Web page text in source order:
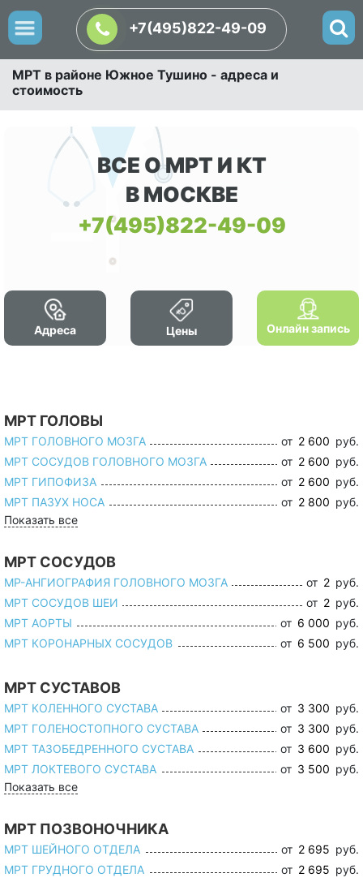
+7(495)822-49-09
МРТ в районе Южное Тушино - адреса и
стоимость
ВСЕ О МРТ И КТ
В МОСКВЕ
+7(495)822-49-09
Адреса Цены Онлайн запись
МРТ ГОЛОВЫ
МРТ ГОЛОВНОГО МОЗГА от 2 600 руб.
МРТ СОСУДОВ ГОЛОВНОГО МОЗГА
от 2 600 руб.
МРТ ГИПОФИЗА
от 2 600 руб.
МРТ ПАЗУХ НОСА
от 2 800 руб.
Показать все
МРТ СОСУДОВ
МР-АНГИОГРАФИЯ ГОЛОВНОГО МОЗГА от 2 руб.
МРТ СОСУДОВ ШЕИ
от 2 руб.
МРТ АОРТЫ
от 6 000 руб.
МРТ КОРОНАРНЫХ СОСУДОВ
от 6 500 руб.
МРТ СУСТАВОВ
МРТ КОЛЕННОГО СУСТАВА от 3 300 руб.
МРТ ГОЛЕНОСТОПНОГО СУСТАВА
от 3 300 руб.
МРТ ТАЗОБЕДРЕННОГО СУСТАВА
от 3 600 руб.
МРТ ЛОКТЕВОГО СУСТАВА
от 3 500 руб.
Показать все
МРТ ПОЗВОНОЧНИКА
МРТ ШЕЙНОГО ОТДЕЛА от 2 695 руб.
МРТ ГРУДНОГО ОТДЕЛА
от 2 695 руб.